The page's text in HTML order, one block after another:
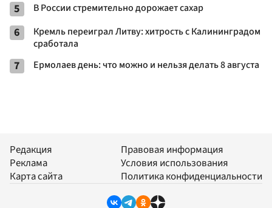
5 В России стремительно дорожает сахар
6
Кремль переиграл Литву: хитрость с Калининградом
сработала
7 Ермолаев день: что можно и нельзя делать 8 августа
Редакция
Реклама
Карта сайта
Правовая информация
Условия использования
Политика конфиденциальности